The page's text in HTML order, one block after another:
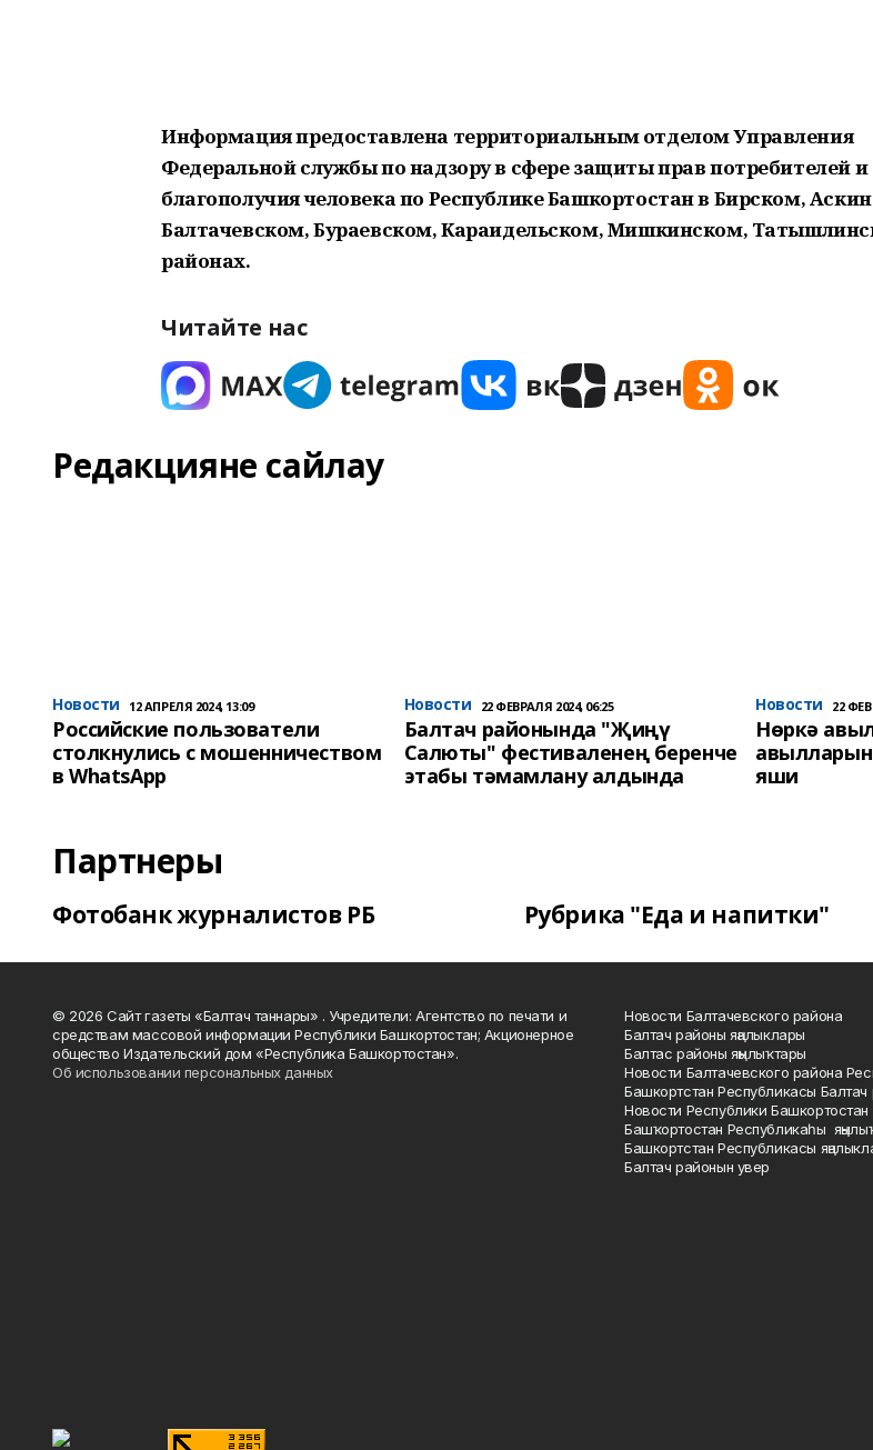
Информация предоставлена территориальным отделом Управления
Федеральной службы по надзору в сфере защиты прав потребителей и
благополучия человека по Республике Башкортостан в Бирском,
Балтачевском, Бураевском, Караидельском, Мишкинском,
районах.
Читайте нас
Редакцияне сайлау
Новости 12 АПРЕЛЯ 2024, 13:09
Российские пользователи
столкнулись с мошенничеством
в WhatsApp
Новости 22 ФЕВРАЛЯ 2024, 06:25
Балтач районында "Җиңү
Салюты" фестиваленең беренче
этабы тәмамлану алдында
Новости 22
Нөркә
яши
Партнеры
Фотобанк журналистов РБ Рубрика "Еда и напитки"
© 2026 Сайт газеты «Балтач таннары» . Учредители: Агентство по печати и
средствам массовой информации Республики Башкортостан; Акционерное
общество Издательский дом «Республика Башкортостан».
Об использовании персональных данных
Новости Балтачевского района
Балтач районы яңалыклары
Балтас районы яңылыҡтары
Новости Балтачевского района
Башкортстан Республикасы Балтач
Новости Республики Башкортостан
Башҡортостан Республикаһы
Башкортстан Республикасы
Балтач районын увер